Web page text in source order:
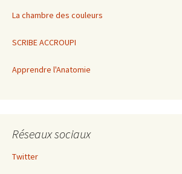
La chambre des couleurs
SCRIBE ACCROUPI
Apprendre l'Anatomie
Réseaux sociaux
Twitter